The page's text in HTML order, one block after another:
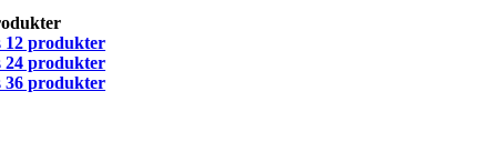
12 produkter
24 produkter
36 produkter